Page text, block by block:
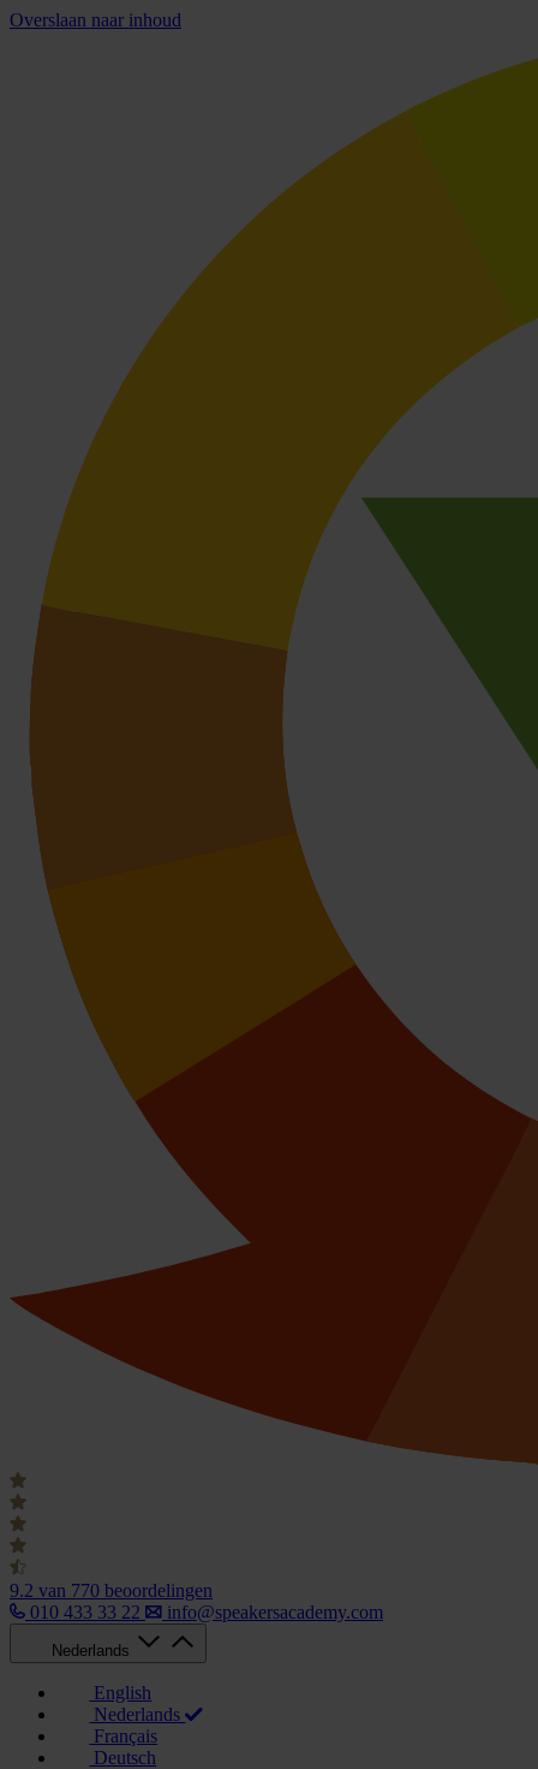
Overslaan naar inhoud
9.2 van 770 beoordelingen
010 433 33 22
info@speakersacademy.com
Nederlands
English
Nederlands
Français
Deutsch